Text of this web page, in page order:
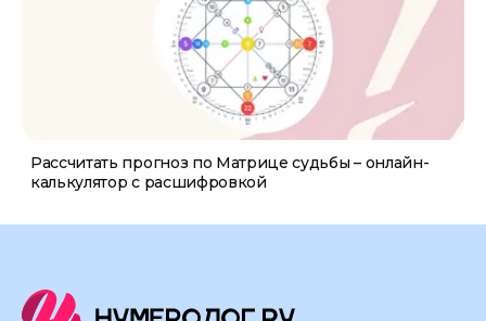
Рассчитать прогноз по Матрице судьбы – онлайн-
калькулятор с расшифровкой